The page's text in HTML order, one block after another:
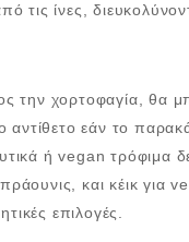
τις ίνες,
την χορτοφαγία, θα
αντίθετο εάν το
ή vegan τρόφιμα
και κέικ για
επιλογές.